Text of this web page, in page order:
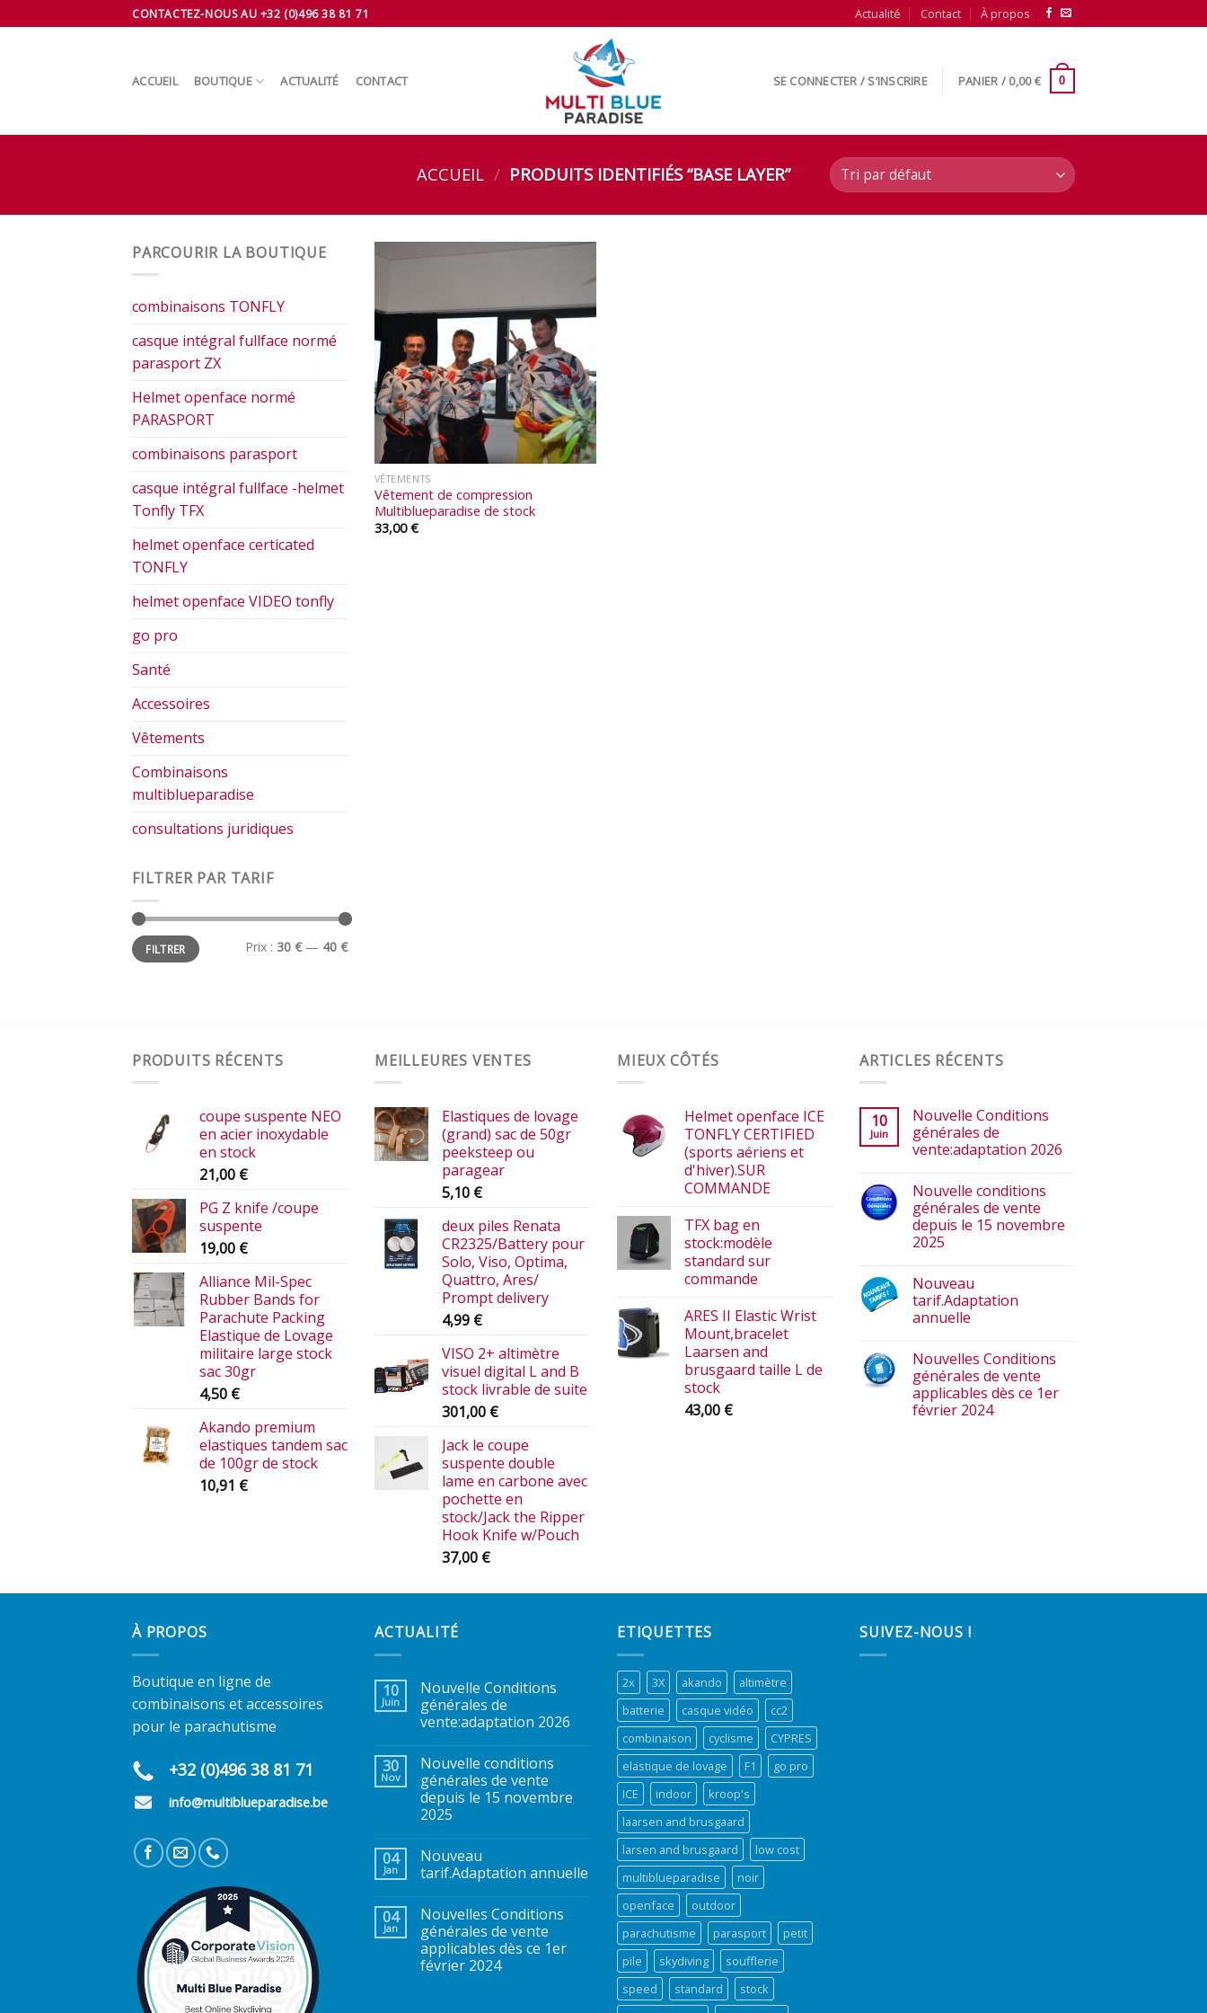
to
CONTACTEZ-NOUS AU +32 (0)496 38 81 71 Actualité Contact À propos
ACCUEIL BOUTIQUE ACTUALITÉ CONTACT SE CONNECTER / S’INSCRIRE PANIER / 0,00€ 0
ACCUEIL / PRODUITS IDENTIFIÉS “BASE LAYER”
PARCOURIR LA BOUTIQUE
combinaisons TONFLY
casque intégral fullface normé
parasport ZX
Helmet openface normé
PARASPORT
combinaisons parasport
casque intégral fullface -helmet
Tonfly TFX
helmet openface certicated
TONFLY
helmet openface VIDEO tonfly
go pro
Santé
Accessoires
Vêtements
Combinaisons
multiblueparadise
consultations juridiques
FILTRER PAR TARIF
Prix
min
Prix
maxFILTRER Prix : 30 €— 40 €
VÊTEMENTS
Vêtement de compression
Multiblueparadise de stock
33,00€
PRODUITS RÉCENTS
coupe suspente NEO
en acier inoxydable
en stock
21,00 €
PG Z knife /coupe
suspente
19,00 €
Alliance Mil-Spec
Rubber Bands for
Parachute Packing
Elastique de Lovage
militaire large stock
sac 30gr
4,50 €
Akando premium
elastiques tandem sac
de 100gr de stock
10,91 €
MEILLEURES VENTES
Elastiques de lovage
(grand) sac de 50gr
peeksteep ou
paragear
5,10 €
deux piles Renata
CR2325/Battery pour
Solo, Viso, Optima,
Quattro, Ares/
Prompt delivery
4,99 €
VISO 2+ altimètre
visuel digital L and B
stock livrable de suite
301,00 €
Jack le coupe
suspente double
lame en carbone avec
pochette en
stock/Jack the Ripper
Hook Knife w/Pouch
37,00 €
MIEUX CÔTÉS
Helmet openface ICE
TONFLY CERTIFIED
(sports aériens et
d'hiver).SUR
COMMANDE
TFX bag en
stock:modèle
standard sur
commande
ARES II Elastic Wrist
Mount,bracelet
Laarsen and
brusgaard taille L de
stock
43,00 €
ARTICLES RÉCENTS
10
Juin
Nouvelle Conditions
générales de
vente:adaptation 2026
Nouvelle conditions
générales de vente
depuis le 15 novembre
2025
Nouveau
tarif.Adaptation
annuelle
Nouvelles Conditions
générales de vente
applicables dès ce 1er
février 2024
À PROPOS
Boutique en ligne de
combinaisons et accessoires
pour le parachutisme
+32 (0)496 38 81 71
info@multiblueparadise.be
ACTUALITÉ
10
Juin
Nouvelle Conditions
générales de
vente:adaptation 2026
30
Nov
Nouvelle conditions
générales de vente
depuis le 15 novembre
2025
04
Jan
Nouveau
tarif.Adaptation annuelle
04
Jan
Nouvelles Conditions
générales de vente
applicables dès ce 1er
février 2024
ETIQUETTES
2x 3X akando
altimètre
batterie
casque vidéo
cc2
combinaison
cyclisme
CYPRES
elastique de lovage
F1
go pro
ICE
indoor
kroop's
laarsen and brusgaard
larsen and brusgaard
low cost
multiblueparadise
noir
openface
outdoor
parachutisme
parasport
petit
pile
skydiving
soufflerie
speed
standard
stock
SUIVEZ-NOUS !